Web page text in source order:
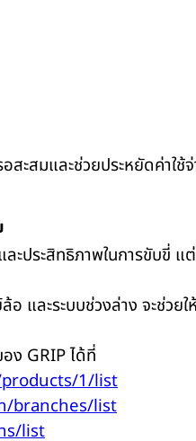
สมและช่วยประหยัดค่าใช้จ่
ะประสิทธิภาพในการขับขี่
และระบบช่วงล่าง จะช่ว
ง GRIP ได้ที่
1/list
branches/list
list